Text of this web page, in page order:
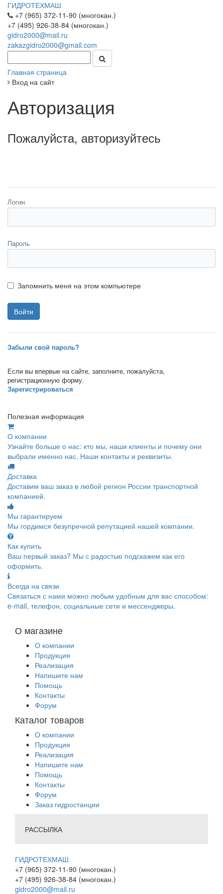
ГИДРОТЕХМАШ
+7 (965) 372-11-90 (многокан.)
+7 (495) 926-38-84 (многокан.)
gidro2000@mail.ru
zakazgidro2000@gmail.com
Главная страница
Вход на сайт
Авторизация
Пожалуйста, авторизуйтесь
Логин
Пароль
Запомнить меня на этом компьютере
Забыли свой пароль?
Если вы впервые на сайте, заполните, пожалуйста,
регистрационную форму.
Зарегистрироваться
Полезная информация
О компании
Узнайте больше о нас: кто мы, наши клиенты и почему они
выбрали именно нас. Наши контакты и реквизиты.
Доставка
Доставим ваш заказ в любой регион России транспортной
компанией.
Мы гарантируем
Мы гордимся безупречной репутацией нашей компании.
Как купить
Ваш первый заказ? Мы с радостью подскажем как его
оформить.
Всегда на связи
Связаться с нами можно любым удобным для вас способом:
e-mail, телефон, социальные сети и мессенджеры.
О магазине
О компании
Продукция
Реализация
Напишите нам
Помощь
Контакты
Форум
Каталог товаров
О компании
Продукция
Реализация
Напишите нам
Помощь
Контакты
Форум
Заказ гидростанции
РАССЫЛКА
ГИДРОТЕХМАШ
+7 (965) 372-11-90 (многокан.)
+7 (495) 926-38-84 (многокан.)
gidro2000@mail.ru